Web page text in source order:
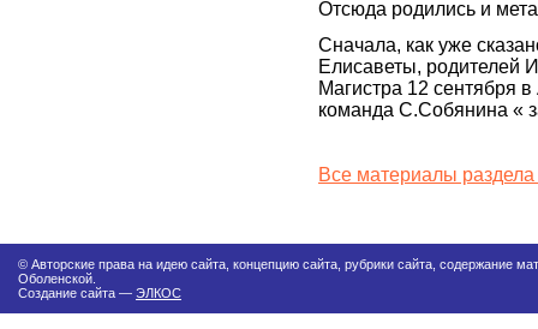
Отсюда родились и
Сначала, как уже
Елисаветы, родителей
Магистра 12 сентября
команда С.Собянина «
Все материалы
© Авторские права на идею сайта, концепцию сайта, рубрики сайта, содержание
Оболенской.
Создание сайта — ЭЛКОС